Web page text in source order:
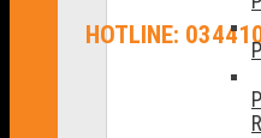
HOTLINE: